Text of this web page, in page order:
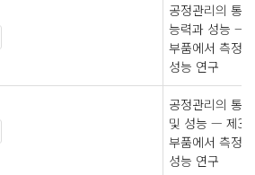
공정관리의 통
능력과 성능 —
부품에서 측정
성능 연구
공정관리의 통
및 성능 — 제3
부품에서 측정
성능 연구